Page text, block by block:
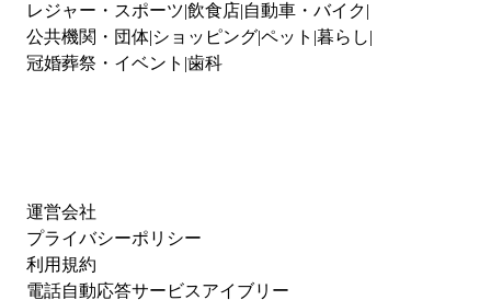
レジャー・スポーツ 飲食店 自動車・バイク
公共機関・団体 ショッピングペット 暮らし
冠婚葬祭・イベント 歯科
運営会社
プライバシーポリシー
利用規約
電話自動応答サービスアイブリー